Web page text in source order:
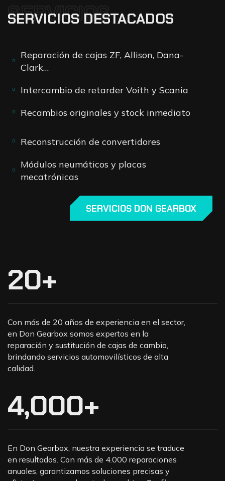
SERVICIOS
SERVICIOS DESTACADOS
Reparación de cajas ZF, Allison, Dana-
Clark…
Intercambio de retarder Voith y Scania
Recambios originales y stock inmediato
Reconstrucción de convertidores
Módulos neumáticos y placas
mecatrónicas
SERVICIOS DON GEARBOX
20+
Con más de 20 años de experiencia en el sector,
en Don Gearbox somos expertos en la
reparación y sustitución de cajas de cambio,
brindando servicios automovilísticos de alta
calidad.
4,000+
En Don Gearbox, nuestra experiencia se traduce
en resultados. Con más de 4.000 reparaciones
anuales, garantizamos soluciones precisas y